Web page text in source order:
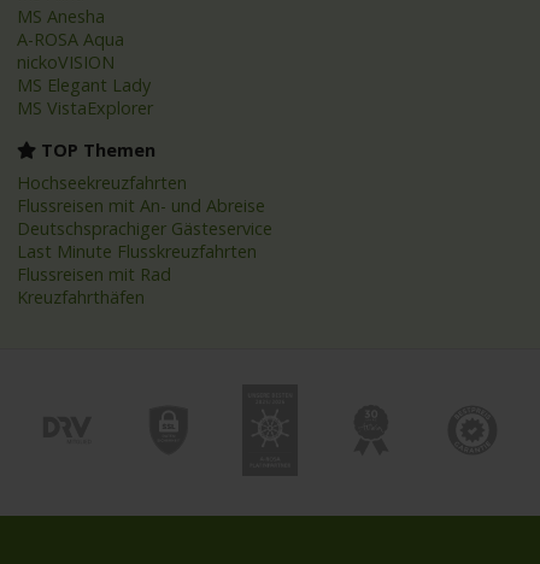
MS Anesha
A-ROSA Aqua
nickoVISION
MS Elegant Lady
MS VistaExplorer
TOP Themen
Hochseekreuzfahrten
Flussreisen mit An- und Abreise
Deutschsprachiger Gästeservice
Last Minute Flusskreuzfahrten
Flussreisen mit Rad
Kreuzfahrthäfen